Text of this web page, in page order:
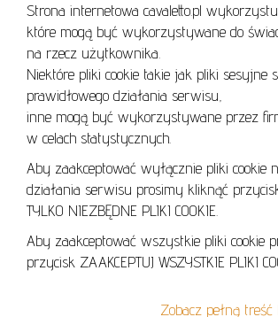
Strona internetowa cavaletto.pl
które mogą być wykorzystywane do
na rzecz użytkownika.
Niektóre pliki cookie takie jak pliki sesyjne
prawidłowego działania serwisu,
inne mogą być wykorzystywane przez
w celach statystycznych.
Aby zaakceptować wyłącznie pliki cookie
działania serwisu prosimy kliknąć przycisk
TYLKO NIEZBĘDNE PLIKI COOKIE.
Aby zaakceptować wszystkie pliki cookie
przycisk ZAAKCEPTUJ WSZYSTKIE PLIKI
Zobacz pełną treść
REGULAMIN
REGULAMIN AUKCJI
POLITYKA PRYWATNOŚCI
POLITYKA COOKIES
+48 605 240 157